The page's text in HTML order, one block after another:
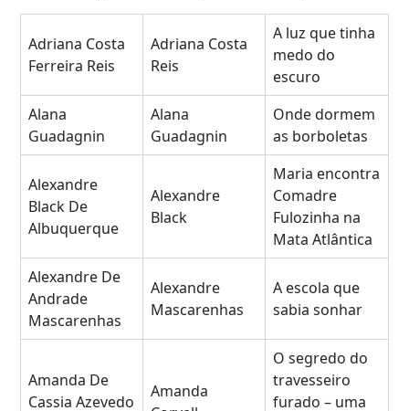
Adriana Costa
Ferreira Reis
Adriana Costa
Reis
A luz que tinha
medo do
escuro
Alana
Guadagnin
Alana
Guadagnin
Onde dormem
as borboletas
Alexandre
Black De
Albuquerque
Alexandre
Black
Maria encontra
Comadre
Fulozinha na
Mata Atlântica
Alexandre De
Andrade
Mascarenhas
Alexandre
Mascarenhas
A escola que
sabia sonhar
Amanda De
Cassia Azevedo
Amanda
O segredo do
travesseiro
furado – uma